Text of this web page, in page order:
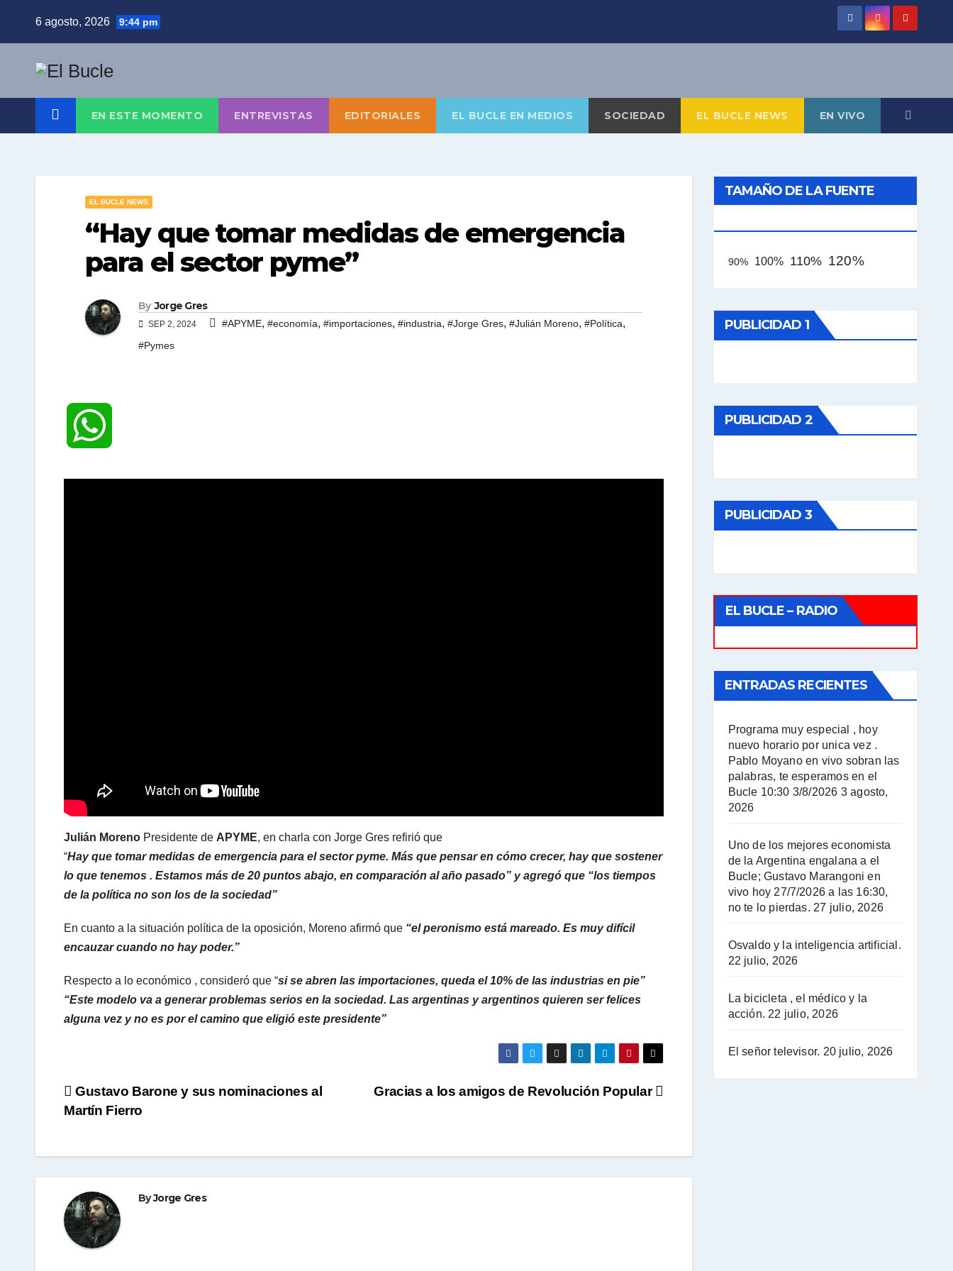
6 agosto, 2026 9:44 pm
EN ESTE MOMENTO ENTREVISTAS EDITORIALES EL BUCLE EN MEDIOS SOCIEDAD EL BUCLE NEWS EN VIVO
EL BUCLE NEWS
“Hay que tomar medidas de emergencia
para el sector pyme”
By Jorge Gres
SEP 2, 2024 #APYME, #economía, #importaciones, #industria, #Jorge Gres, #Julián Moreno, #Política,
#Pymes
Julián Moreno Presidente de APYME, en charla con Jorge Gres refirió que
“Hay que tomar medidas de emergencia para el sector pyme. Más que pensar en cómo crecer, hay que sostener
lo que tenemos . Estamos más de 20 puntos abajo, en comparación al año pasado” y agregó que “los tiempos
de la política no son los de la sociedad”
En cuanto a la situación política de la oposición, Moreno afirmó que “el peronismo está mareado. Es muy difícil
encauzar cuando no hay poder.”
Respecto a lo económico , consideró que “si se abren las importaciones, queda el 10% de las industrias en pie”
“Este modelo va a generar problemas serios en la sociedad. Las argentinas y argentinos quieren ser felices
alguna vez y no es por el camino que eligió este presidente”
Navegación
entradas
Gracias a los amigos de Revolución Popular
Gustavo Barone y sus nominaciones al
Martín Fierro
ByJorge Gres
TAMAÑO DE LA FUENTE
90% 100% 110% 120%
PUBLICIDAD 1
PUBLICIDAD 2
PUBLICIDAD 3
EL BUCLE – RADIO
ENTRADAS RECIENTES
Programa muy especial , hoy
nuevo horario por unica vez .
Pablo Moyano en vivo sobran las
palabras, te esperamos en el
Bucle 10:30 3/8/2026 3 agosto,
2026
Uno de los mejores economista
de la Argentina engalana a el
Bucle; Gustavo Marangoni en
vivo hoy 27/7/2026 a las 16:30,
no te lo pierdas. 27 julio, 2026
Osvaldo y la inteligencia artificial.
22 julio, 2026
La bicicleta , el médico y la
acción. 22 julio, 2026
El señor televisor. 20 julio, 2026